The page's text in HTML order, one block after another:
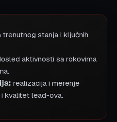
trenutnog stanja i ključnih
aktivnosti sa rokovima
realizacija i merenje
kvalitet lead-ova.